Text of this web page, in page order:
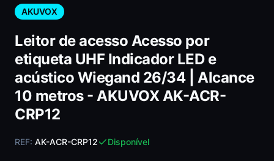
AKUVOX
Leitor de acesso Acesso por
etiqueta UHF Indicador LED e
acústico Wiegand 26/34 | Alcance
10 metros - AKUVOX AK-ACR-
CRP12
REF: AK-ACR-CRP12 Disponível